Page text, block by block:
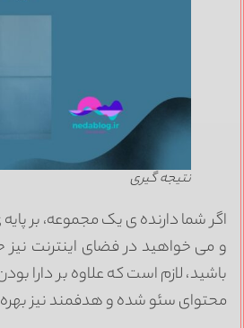
نتیجه گیری
شما دارنده ی یک مجموعه، بر پایه
می خواهید در فضای اینترنت نیز
لازم است که علاوه بر دارا بودن
سئو شده و هدفمند نیز بهره